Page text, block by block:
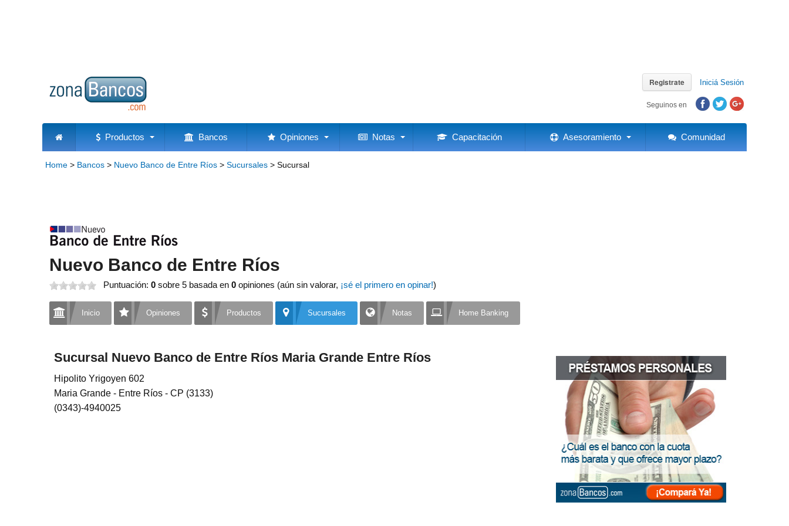
Registrate Iniciá Sesión
Seguinos en
Productos Bancos Opiniones Notas Capacitación Asesoramiento Comunidad
Home > Bancos > Nuevo Banco de Entre Ríos > Sucursales > Sucursal
Nuevo Banco de Entre Ríos
Puntuación: 0 sobre 5 basada en 0 opiniones (aún sin valorar, ¡sé el primero en opinar!)
Inicio Opiniones Productos Sucursales Notas Home Banking
Sucursal Nuevo Banco de Entre Ríos Maria Grande Entre Ríos
Hipolito Yrigoyen 602
Maria Grande - Entre Ríos - CP (3133)
(0343)-4940025